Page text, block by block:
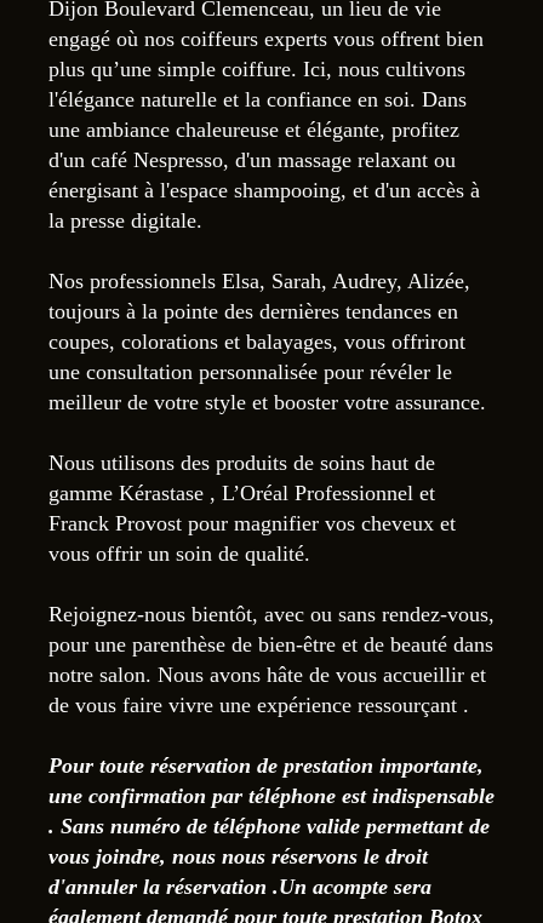
Dijon Boulevard Clemenceau, un lieu de vie
engagé où nos coiffeurs experts vous offrent bien
plus qu’une simple coiffure. Ici, nous cultivons
l'élégance naturelle et la confiance en soi. Dans
une ambiance chaleureuse et élégante, profitez
d'un café Nespresso, d'un massage relaxant ou
énergisant à l'espace shampooing, et d'un accès à
la presse digitale.
Nos professionnels Elsa, Sarah, Audrey, Alizée,
toujours à la pointe des dernières tendances en
coupes, colorations et balayages, vous offriront
une consultation personnalisée pour révéler le
meilleur de votre style et booster votre assurance.
Nous utilisons des produits de soins haut de
gamme Kérastase , L’Oréal Professionnel et
Franck Provost pour magnifier vos cheveux et
vous offrir un soin de qualité.
Rejoignez-nous bientôt, avec ou sans rendez-vous,
pour une parenthèse de bien-être et de beauté dans
notre salon. Nous avons hâte de vous accueillir et
de vous faire vivre une expérience ressourçant .
Pour toute réservation de prestation importante,
une confirmation par téléphone est indispensable
. Sans numéro de téléphone valide permettant de
vous joindre, nous nous réservons le droit
d'annuler la réservation .Un acompte sera
également demandé pour toute prestation Botox